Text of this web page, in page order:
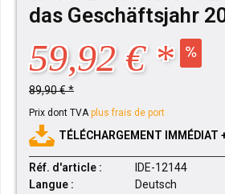
das Geschäftsjahr
59,92 € *
89,90 € *
Prix dont TVAplus frais de port
TÉLÉCHARGEMENT IMMÉDIAT
Réf. d'article :
IDE-12144
Langue :
Deutsch